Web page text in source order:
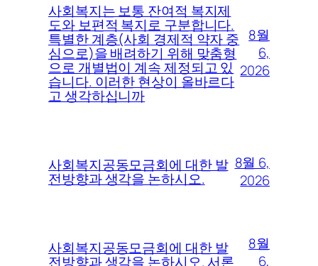
사회복지는 보통 잔여적 복지제
도와 보편적 복지로 구분합니다.
특별한 계층(사회 경제적 약자 중
심으로)을 배려하기 위해 맞춤형
으로 개별법이 계속 제정되고 있
습니다. 이러한 현상이 올바르다
고 생각하십니까
8월
6,
2026
사회복지공동모금회에 대한 발
전방향과 생각을 논하시오.
8월 6,
2026
사회복지공동모금회에 대한 발
전방향과 생각을 논하시오. 서론
8월
6,